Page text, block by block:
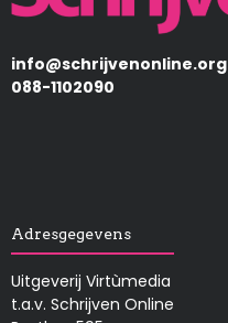
info@schrijvenonline.org
088-1102090
Adresgegevens
Uitgeverij Virtùmedia
t.a.v. Schrijven Online